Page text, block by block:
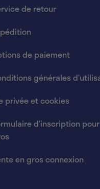
de retour
de paiement
générales
privée et cookies
d’inscription
en gros connexion